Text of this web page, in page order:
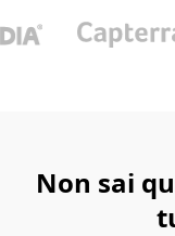
Non sai